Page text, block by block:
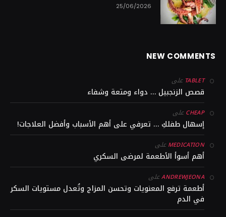
25/06/2026
NEW COMMENTS
TABLET على
قصص الزنجبيل … دواء ومتعة وشفاء
CHEAPعلى
إسهال طفلكِ … تعرفي على أهم الأسباب وأفضل العلاجات!
MEDICATIONعلى
أهم أسوأ الأطعمة لمرضى السكري
ANDREWJEONAعلى
أطعمة ترفع المعنويات وتحسن المزاج وتُعدل مستويات السكر
في الدم